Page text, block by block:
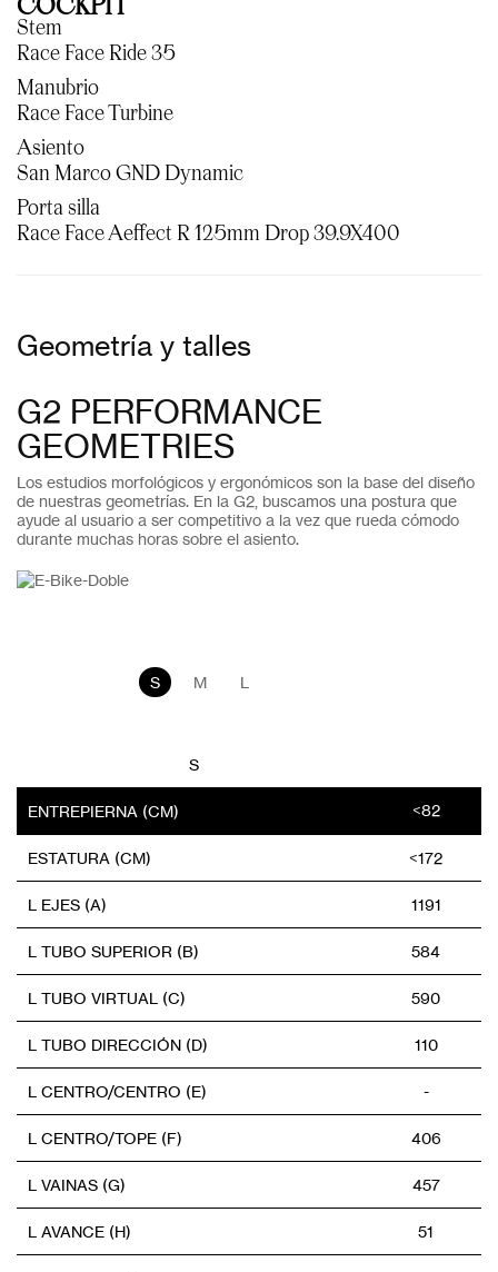
COCKPIT
Stem
Race Face Ride 35
Manubrio
Race Face Turbine
Asiento
San Marco GND Dynamic
Porta silla
Race Face Aeffect R 125mm Drop 39.9X400
Geometría y talles
G2 PERFORMANCE
GEOMETRIES
Los estudios morfológicos y ergonómicos son la base del diseño
de nuestras geometrías. En la G2, buscamos una postura que
ayude al usuario a ser competitivo a la vez que rueda cómodo
durante muchas horas sobre el asiento.
S M L
S
ENTREPIERNA (CM) <82
ESTATURA (CM) <172
L EJES (A) 1191
L TUBO SUPERIOR (B) 584
L TUBO VIRTUAL (C) 590
L TUBO DIRECCIÓN (D) 110
L CENTRO/CENTRO (E) -
L CENTRO/TOPE (F) 406
L VAINAS (G) 457
L AVANCE (H) 51